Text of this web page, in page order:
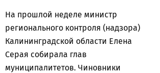
На прошлой неделе министр
регионального контроля (надзора)
Калининградской области Елена
Серая собирала глав
муниципалитетов. Чиновники